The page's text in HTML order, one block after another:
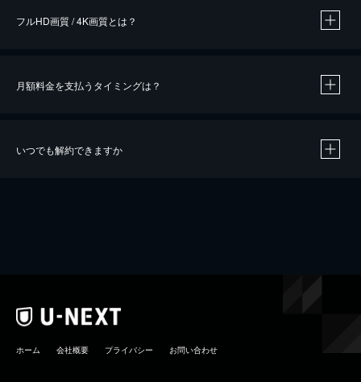
※40％ポイント還元の対象は、クレジットカード決済による作品の購入 / レンタルです。
フルHD画質 / 4K画質とは？
月額料金を支払うタイミングは？
いつでも解約できますか
ホーム 会社概要 プライバシー お問い合わせ